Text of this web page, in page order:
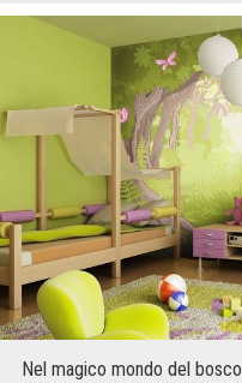
Nel magico mondo del bosco